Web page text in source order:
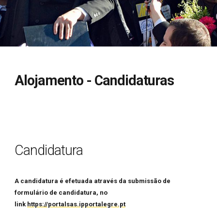
Alojamento - Candidaturas
Candidatura
A candidatura é efetuada através da submissão de
formulário de candidatura, no
link https://portalsas.ipportalegre.pt